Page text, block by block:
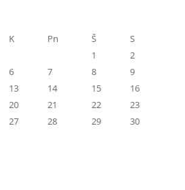
K Pn Š
S
1
2
6 7 8
9
13 14 15
16
20 21 22
23
27 28 29
30